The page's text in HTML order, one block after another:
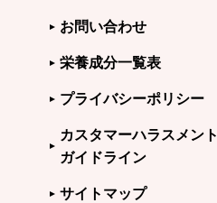
お問い合わせ
栄養成分一覧表
プライバシーポリシー
カスタマーハラスメント
ガイドライン
サイトマップ